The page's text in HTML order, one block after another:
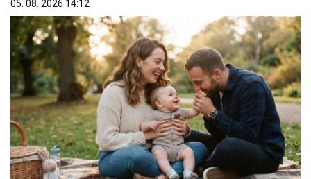
05. 08. 2026 14:12